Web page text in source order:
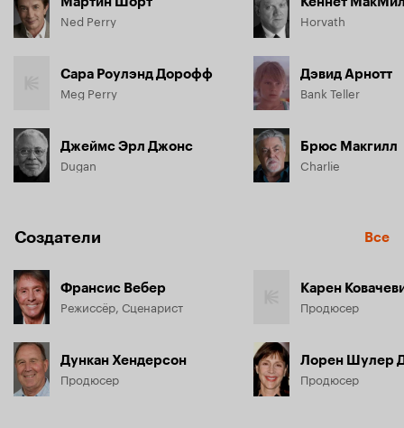
Ned Perry
Сара Роулэнд Дорофф
Meg Perry
Джеймс Эрл Джонс
Dugan
Horvath
Дэвид Арнотт
Bank Teller
Брюс Макгилл
Charlie
Создатели Все
Франсис Вебер
Режиссёр, Сценарист
Дункан Хендерсон
Продюсер
Карен
Продюсер
Лорен Шулер
Продюсер